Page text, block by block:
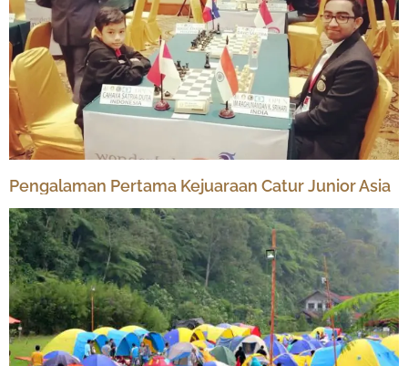
Pengalaman Pertama Kejuaraan Catur Junior Asia